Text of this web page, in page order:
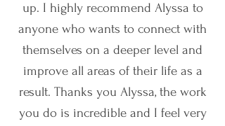
up. I highly recommend Alyssa to
anyone who wants to connect with
themselves on a deeper level and
improve all areas of their life as a
result. Thanks you Alyssa, the work
you do is incredible and I feel very